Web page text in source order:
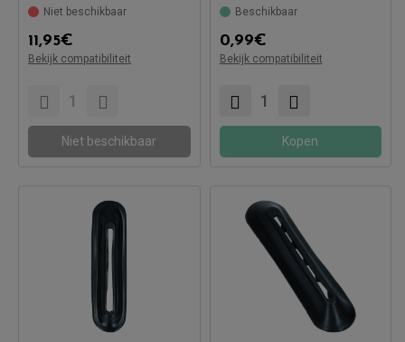
Niet beschikbaar
11,95€
Bekijk compatibiliteit
Niet beschikbaar
Beschikbaar
0,99€
Bekijk compatibiliteit
Compatibel met:
Kopen